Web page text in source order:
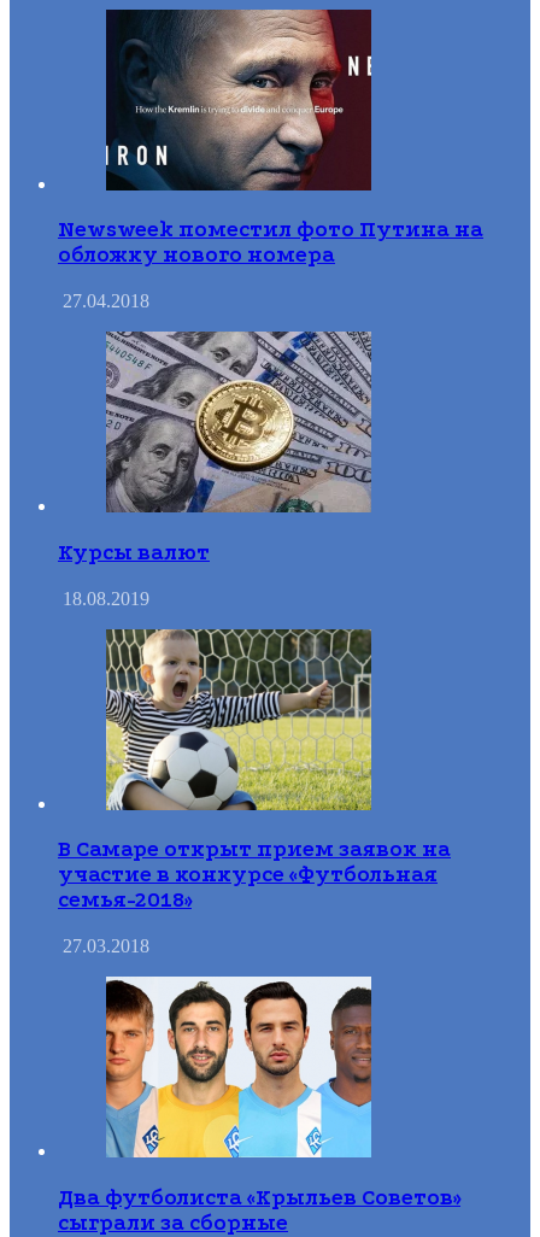
Newsweek поместил фото Путина на
обложку нового номера
27.04.2018
Курсы валют
18.08.2019
В Самаре открыт прием заявок на
участие в конкурсе «Футбольная
семья-2018»
27.03.2018
Два футболиста «Крыльев Советов»
сыграли за сборные